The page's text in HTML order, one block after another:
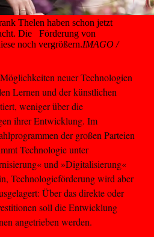
Thelen haben schon jetzt
Die   Förderung von
noch vergrößern.IMAGO /
neuer Technologien
Lernen und der künstlichen
weniger über die
ihrer Entwicklung. Im
der großen Parteien
Technologie unter
und »Digitalisierung«
Technologieförderung wird aber
Über das direkte oder
soll die Entwicklung
angetrieben werden.